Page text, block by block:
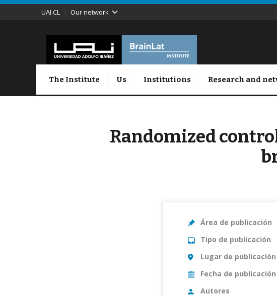
UAI.CL Our network
The Institute Us Institutions Research and
Randomized
Área de publicación
Tipo de publicación
Lugar de publicación
Fecha de publicación
Autores